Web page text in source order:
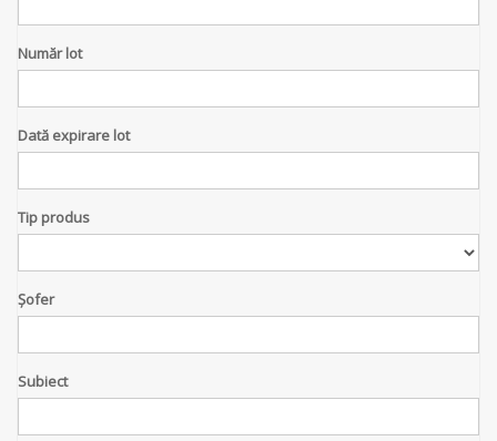
Număr lot
Dată expirare lot
Tip produs
Șofer
Subiect